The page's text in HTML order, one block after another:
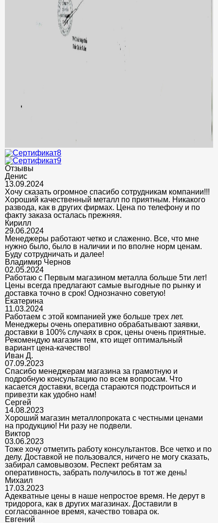
Отзывы
Денис
13.09.2024
Хочу сказать огромное спасибо сотрудникам компании!!!
Хороший качественный металл по приятным. Никакого
развода, как в других фирмах. Цена по телефону и по
факту заказа осталась прежняя.
Кирилл
29.06.2024
Менеджеры работают четко и слаженно. Все, что мне
нужно было, было в наличии и по вполне норм ценам.
Буду сотрудничать и далее!
Владимир Чернов
02.05.2024
Работаю с Первым магазином металла больше 5ти лет!
Цены всегда предлагают самые выгодные по рынку и
доставка точно в срок! Однозначно советую!
Екатерина
11.03.2024
Работаем с этой компанией уже больше трех лет.
Менеджеры очень оперативно обрабатывают заявки,
доставки в 100% случаях в срок, цены очень приятные.
Рекомендую магазин тем, кто ищет оптимальный
вариант цена-качество!
Иван Д.
07.09.2023
Спасибо менеджерам магазина за грамотную и
подробную консультацию по всем вопросам. Что
касается доставки, всегда стараются подстроиться и
привезти как удобно нам!
Сергей
14.08.2023
Хороший магазин металлопроката с честными ценами
на продукцию! Ни разу не подвели.
Виктор
03.06.2023
Тоже хочу отметить работу консультантов. Все четко и по
делу. Доставкой не пользовался, ничего не могу сказать,
забирал самовывозом. Респект ребятам за
оперативность, забрать получилось в тот же день!
Михаил
17.03.2023
Адекватные цены в наше непростое время. Не дерут в
тридорога, как в других магазинах. Доставили в
согласованное время, качество товара ок.
Евгений